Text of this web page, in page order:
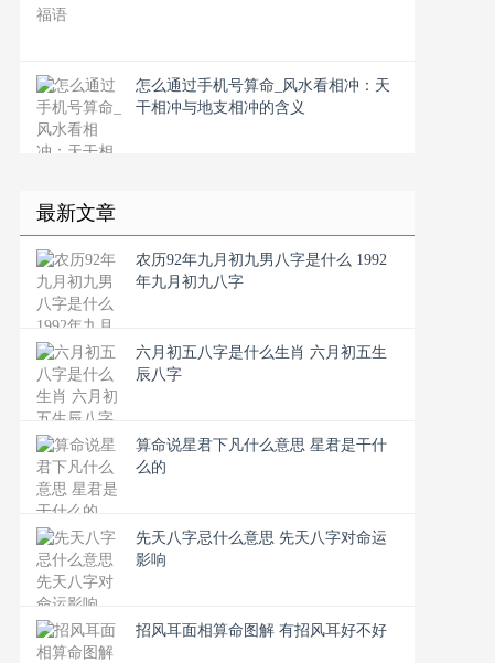
怎么通过手机号算命_风水看相冲：天
干相冲与地支相冲的含义
最新文章
农历92年九月初九男八字是什么 1992
年九月初九八字
六月初五八字是什么生肖 六月初五生
辰八字
算命说星君下凡什么意思 星君是干什
么的
先天八字忌什么意思 先天八字对命运
影响
招风耳面相算命图解 有招风耳好不好